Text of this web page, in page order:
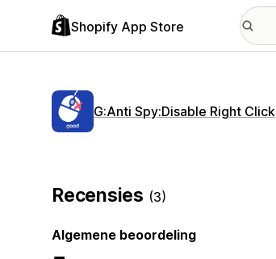
Shopify App Store
G:Anti Spy:Disable Right Click
Recensies (3)
Algemene beoordeling